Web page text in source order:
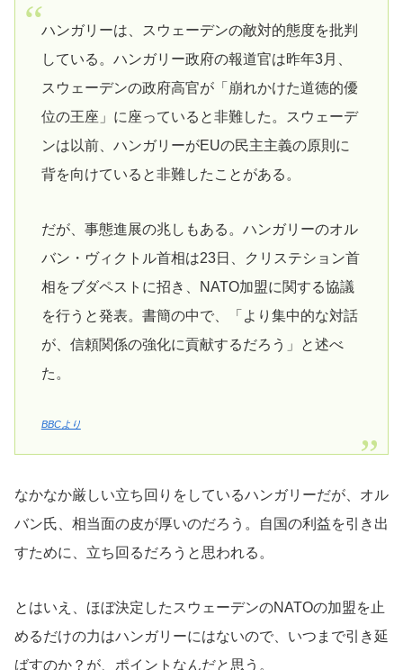
ハンガリーは、スウェーデンの敵対的態度を批判
している。ハンガリー政府の報道官は昨年3月、
スウェーデンの政府高官が「崩れかけた道徳的優
位の王座」に座っていると非難した。スウェーデ
ンは以前、ハンガリーがEUの民主主義の原則に
背を向けていると非難したことがある。
だが、事態進展の兆しもある。ハンガリーのオル
バン・ヴィクトル首相は23日、クリステション首
相をブダペストに招き、NATO加盟に関する協議
を行うと発表。書簡の中で、「より集中的な対話
が、信頼関係の強化に貢献するだろう」と述べ
た。
BBCより
なかなか厳しい立ち回りをしているハンガリーだが、オル
バン氏、相当面の皮が厚いのだろう。自国の利益を引き出
すために、立ち回るだろうと思われる。
とはいえ、ほぼ決定したスウェーデンのNATOの加盟を止
めるだけの力はハンガリーにはないので、いつまで引き延
ばすのか？が、ポイントなんだと思う。